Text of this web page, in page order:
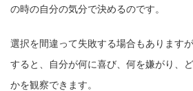
の時の自分の気分で決めるのです。
選択を間違って失敗する場合もあります
すると、自分が何に喜び、何を嫌がり、
かを観察できます。